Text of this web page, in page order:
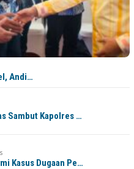
Andi…
Sambut Kapolres …
Kasus Dugaan Pe…